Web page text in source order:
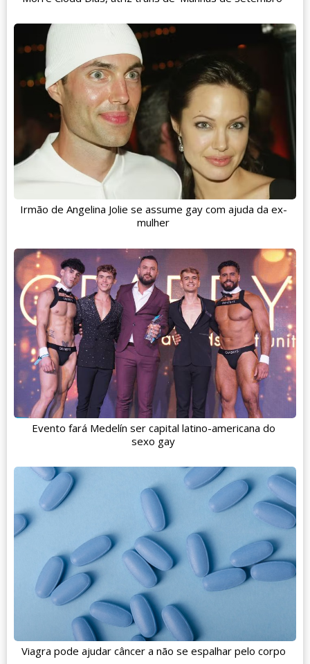
Irmão de Angelina Jolie se assume gay com ajuda da ex-
mulher
Evento fará Medelín ser capital latino-americana do
sexo gay
Viagra pode ajudar câncer a não se espalhar pelo corpo